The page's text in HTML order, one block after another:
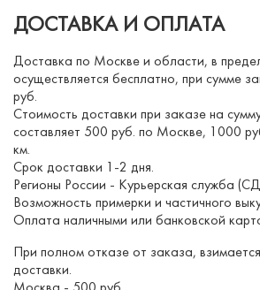
ДОСТАВКА И ОПЛАТА
Доставка по Москве и области, в
осуществляется бесплатно, при сумме
руб.
Стоимость доставки при заказе на
составляет 500 руб. по Москве, 1000
км.
Срок доставки 1-2 дня.
Регионы России - Курьерская служба
Возможность примерки и частичного
Оплата наличными или банковской
При полном отказе от заказа,
доставки.